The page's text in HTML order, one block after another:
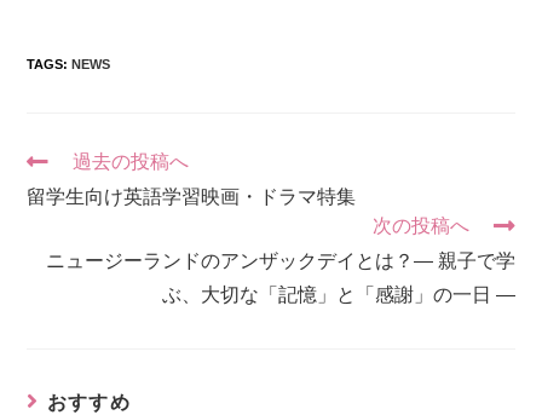
TAGS:NEWS
過去の投稿へ
留学生向け英語学習映画・ドラマ特集
次の投稿へ
ニュージーランドのアンザックデイとは？― 親子で学
ぶ、大切な「記憶」と「感謝」の一日 ―
おすすめ